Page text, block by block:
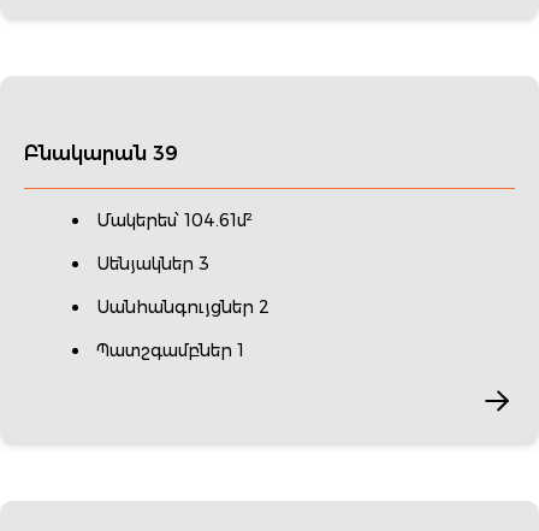
Բնակարան 39
Մակերես՝ 104.61մ²
Սենյակներ 3
Սանհանգույցներ 2
Պատշգամբներ 1